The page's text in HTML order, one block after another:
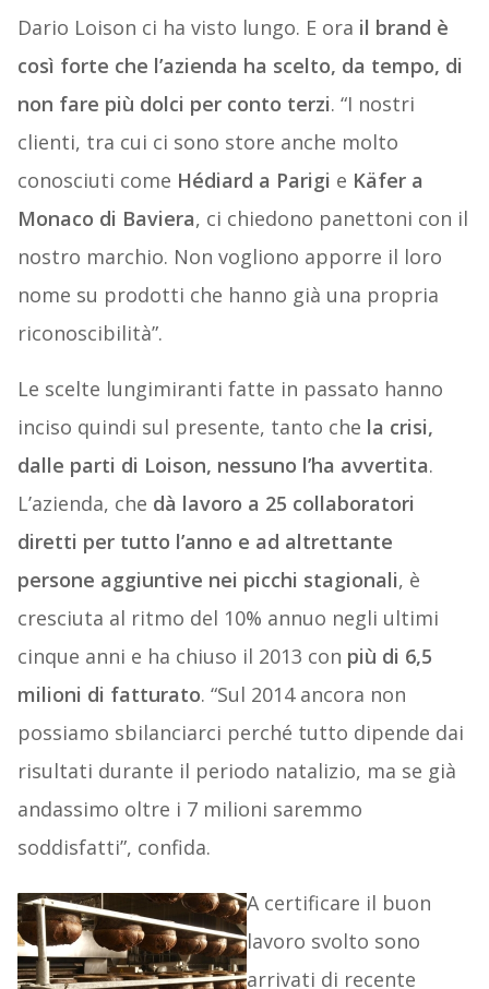
Dario Loison ci ha visto lungo. E ora il brand è
così forte che l’azienda ha scelto, da tempo, di
non fare più dolci per conto terzi. “I nostri
clienti, tra cui ci sono store anche molto
conosciuti come Hédiard a Parigi e Käfer a
Monaco di Baviera, ci chiedono panettoni con il
nostro marchio. Non vogliono apporre il loro
nome su prodotti che hanno già una propria
riconoscibilità”.
Le scelte lungimiranti fatte in passato hanno
inciso quindi sul presente, tanto che la crisi,
dalle parti di Loison, nessuno l’ha avvertita.
L’azienda, che dà lavoro a 25 collaboratori
diretti per tutto l’anno e ad altrettante
persone aggiuntive nei picchi stagionali, è
cresciuta al ritmo del 10% annuo negli ultimi
cinque anni e ha chiuso il 2013 con più di 6,5
milioni di fatturato. “Sul 2014 ancora non
possiamo sbilanciarci perché tutto dipende dai
risultati durante il periodo natalizio, ma se già
andassimo oltre i 7 milioni saremmo
soddisfatti”, confida.
A certificare il buon
lavoro svolto sono
arrivati di recente